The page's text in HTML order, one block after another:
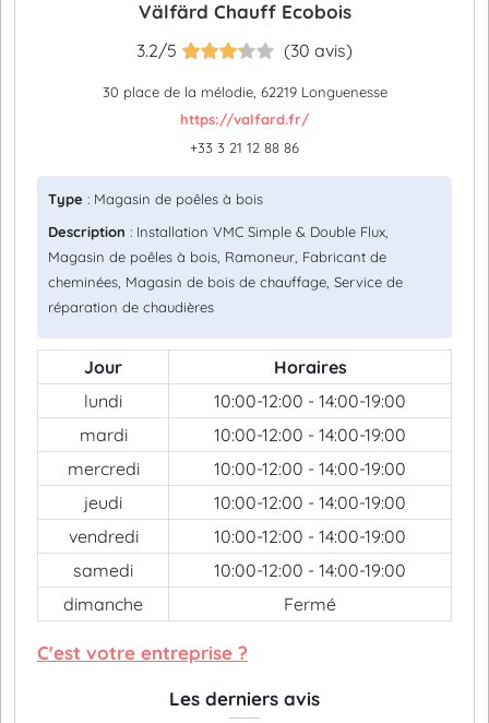
Välfärd Chauff Ecobois
3.2/5 (30 avis)
30 place de la mélodie, 62219 Longuenesse
https://valfard.fr/
+33 3 21 12 88 86
Type : Magasin de poêles à bois
Description : Installation VMC Simple & Double Flux,
Magasin de poêles à bois, Ramoneur, Fabricant de
cheminées, Magasin de bois de chauffage, Service de
réparation de chaudières
Jour
Horaires
lundi
10:00-12:00 - 14:00-19:00
mardi
10:00-12:00 - 14:00-19:00
mercredi
10:00-12:00 - 14:00-19:00
jeudi
10:00-12:00 - 14:00-19:00
vendredi
10:00-12:00 - 14:00-19:00
samedi
10:00-12:00 - 14:00-19:00
dimanche
Fermé
C'est votre entreprise ?
Les derniers avis